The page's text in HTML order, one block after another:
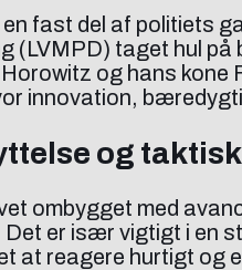
fast del af politiets
(LVMPD) taget hul
og hans
innovation,
og
ombygget med
Det er især vigtigt i en
at reagere hurtigt og